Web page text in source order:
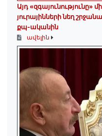
Այդ «զգայունությունը»
յուրայինների նեղ
քպ-ականին
ավելին